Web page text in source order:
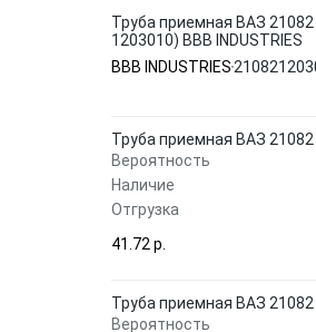
Труба приемная ВАЗ
1203010) BBB INDUSTRIES
BBB INDUSTRIES
Труба приемная ВАЗ
Вероятность
Наличие
Отгрузка
41.72 p.
Труба приемная ВАЗ
Вероятность